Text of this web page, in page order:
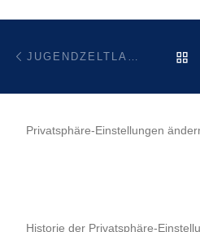
Privatsphäre-Einstellungen
Historie der Privatsphäre-